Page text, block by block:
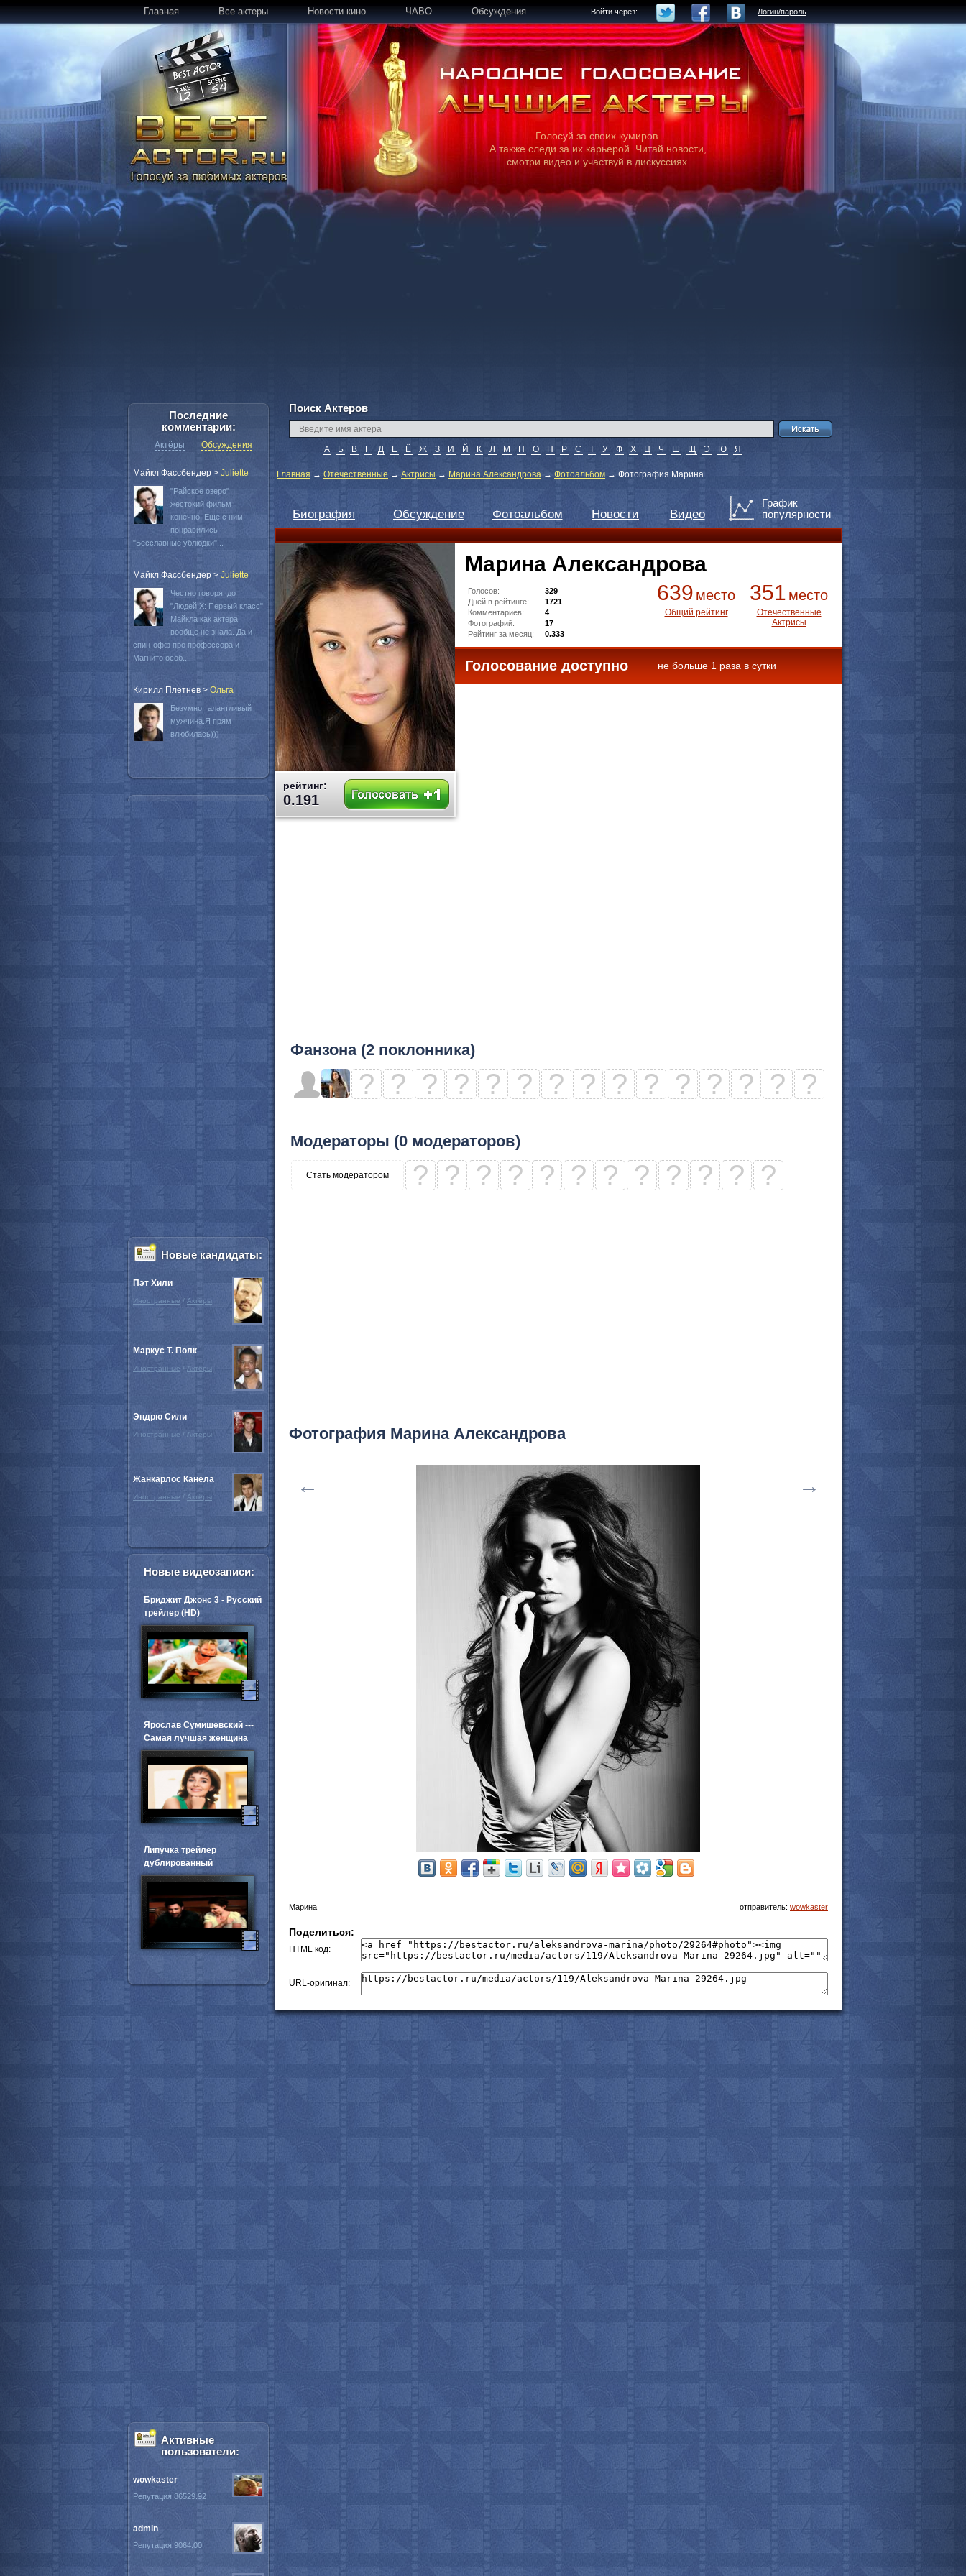
Главная Все актеры Новости кино ЧАВО Обсуждения Войти через: Логин/пароль
Голосуй за своих кумиров.
А также следи за их карьерой. Читай новости,
смотри видео и участвуй в дискуссиях.
Поиск Актеров
А Б В Г Д Е Ё Ж З И Й К Л М Н О П Р С Т У Ф Х Ц Ч Ш Щ Э Ю Я
Главная → Отечественные → Актрисы → Марина Александрова → Фотоальбом → Фотография Марина
Биография Обсуждение Фотоальбом Новости Видео
График
популярности
рейтинг:
0.191
Марина Александрова
639 место
Общий рейтинг
351 место
Отечественные
Актрисы
Голосов:
329
Дней в рейтинге:
1721
Комментариев:
4
Фотографий:
17
Рейтинг за месяц:
0.333
Голосование доступно не больше 1 раза в сутки
Фанзона (2 поклонника)
? ? ? ? ? ? ? ? ? ? ? ? ? ? ?
Модераторы (0 модераторов)
Стать модератором ? ? ? ? ? ? ? ? ? ? ? ?
Фотография Марина Александрова
← →
Марина отправитель: wowkaster
Поделиться:
HTML код:
URL-оригинал:
Последние
комментарии:
Актёры Обсуждения
Майкл Фассбендер > Juliette
"Райское озеро"
жестокий фильм
конечно. Еще с ним
понравились
"Бесславные ублюдки"...
Майкл Фассбендер > Juliette
Честно говоря, до
"Людей Х: Первый класс"
Майкла как актера
вообще не знала. Да и
спин-офф про профессора и
Магнито особ...
Кирилл Плетнев > Oльга
Безумно талантливый
мужчина.Я прям
влюбилась)))
Новые кандидаты:
Пэт Хили
Иностранные / Актёры
Маркус Т. Полк
Иностранные / Актёры
Эндрю Сили
Иностранные / Актёры
Жанкарлос Канела
Иностранные / Актёры
Новые видеозаписи:
Бриджит Джонс 3 - Русский
трейлер (HD)
Ярослав Сумишевский ---
Самая лучшая женщина
Липучка трейлер
дублированный
Активные
пользователи:
wowkaster
Репутация 86529.92
admin
Репутация 9064.00